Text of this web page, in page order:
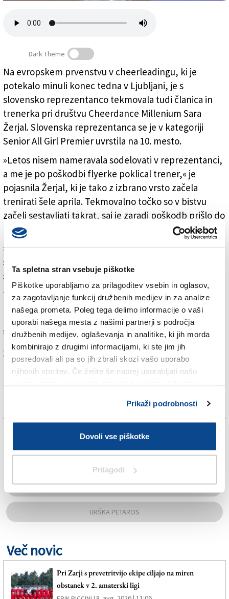
Ta spletna stran vsebuje piškotke
Piškotke uporabljamo za prilagoditev vsebin in oglasov,
za zagotavljanje funkcij družbenih medijev in za analize
našega prometa. Poleg tega delimo informacije o vaši
uporabi našega mesta z našimi partnerji s področja
družbenih medijev, oglaševanja in analitike, ki jih morda
kombinirajo z drugimi informacijami, ki ste jim jih
posredovali ali pa so jih zbrali skozi vašo uporabo
njihovih storitev. Če želite še naprej uporabljati našo
Prikaži podrobnosti
Dovoli vse piškotke
Prilagodi
Sara Žerjal v slovenskem dresu (CDM)
Dark Theme
Na evropskem prvenstvu v cheerleadingu, ki je
potekalo minuli konec tedna v Ljubljani, je s
slovensko reprezentanco tekmovala tudi članica in
trenerka pri društvu Cheerdance Millenium Sara
Žerjal. Slovenska reprezentanca se je v kategoriji
Senior All Girl Premier uvrstila na 10. mesto.
»Letos nisem nameravala sodelovati v reprezentanci,
a me je po poškodbi flyerke poklical trener,« je
pojasnila Žerjal, ki je tako z izbrano vrsto začela
trenirati šele aprila. Tekmovalno točko so v bistvu
začeli sestavljati takrat, saj je zaradi poškodb prišlo do
nekaterih sprememb.
»Med tekmovanjem smo imele kakšen spodrsljaj, a
smo naredile dobro točko. Ustvarila se je zelo lepa
skupina, tudi mene, ki sem se priključila kasneje, so
zelo lepo sprejele,« je pojasnila Žerjal. Na vrhu
lestvice so bile same severne države (zmagal je klub s
Finske pred švedskim in norveškim društvom), ki
sodijo v sam svetovni vrh.
Za branje in pisanje komentarjevje potrebna prijava
LJUBLJANA
URŠKA PETAROS
Več novic
Pri Zarji s prevetritvijo ekipe ciljajo na miren
obstanek v 2. amaterski ligi